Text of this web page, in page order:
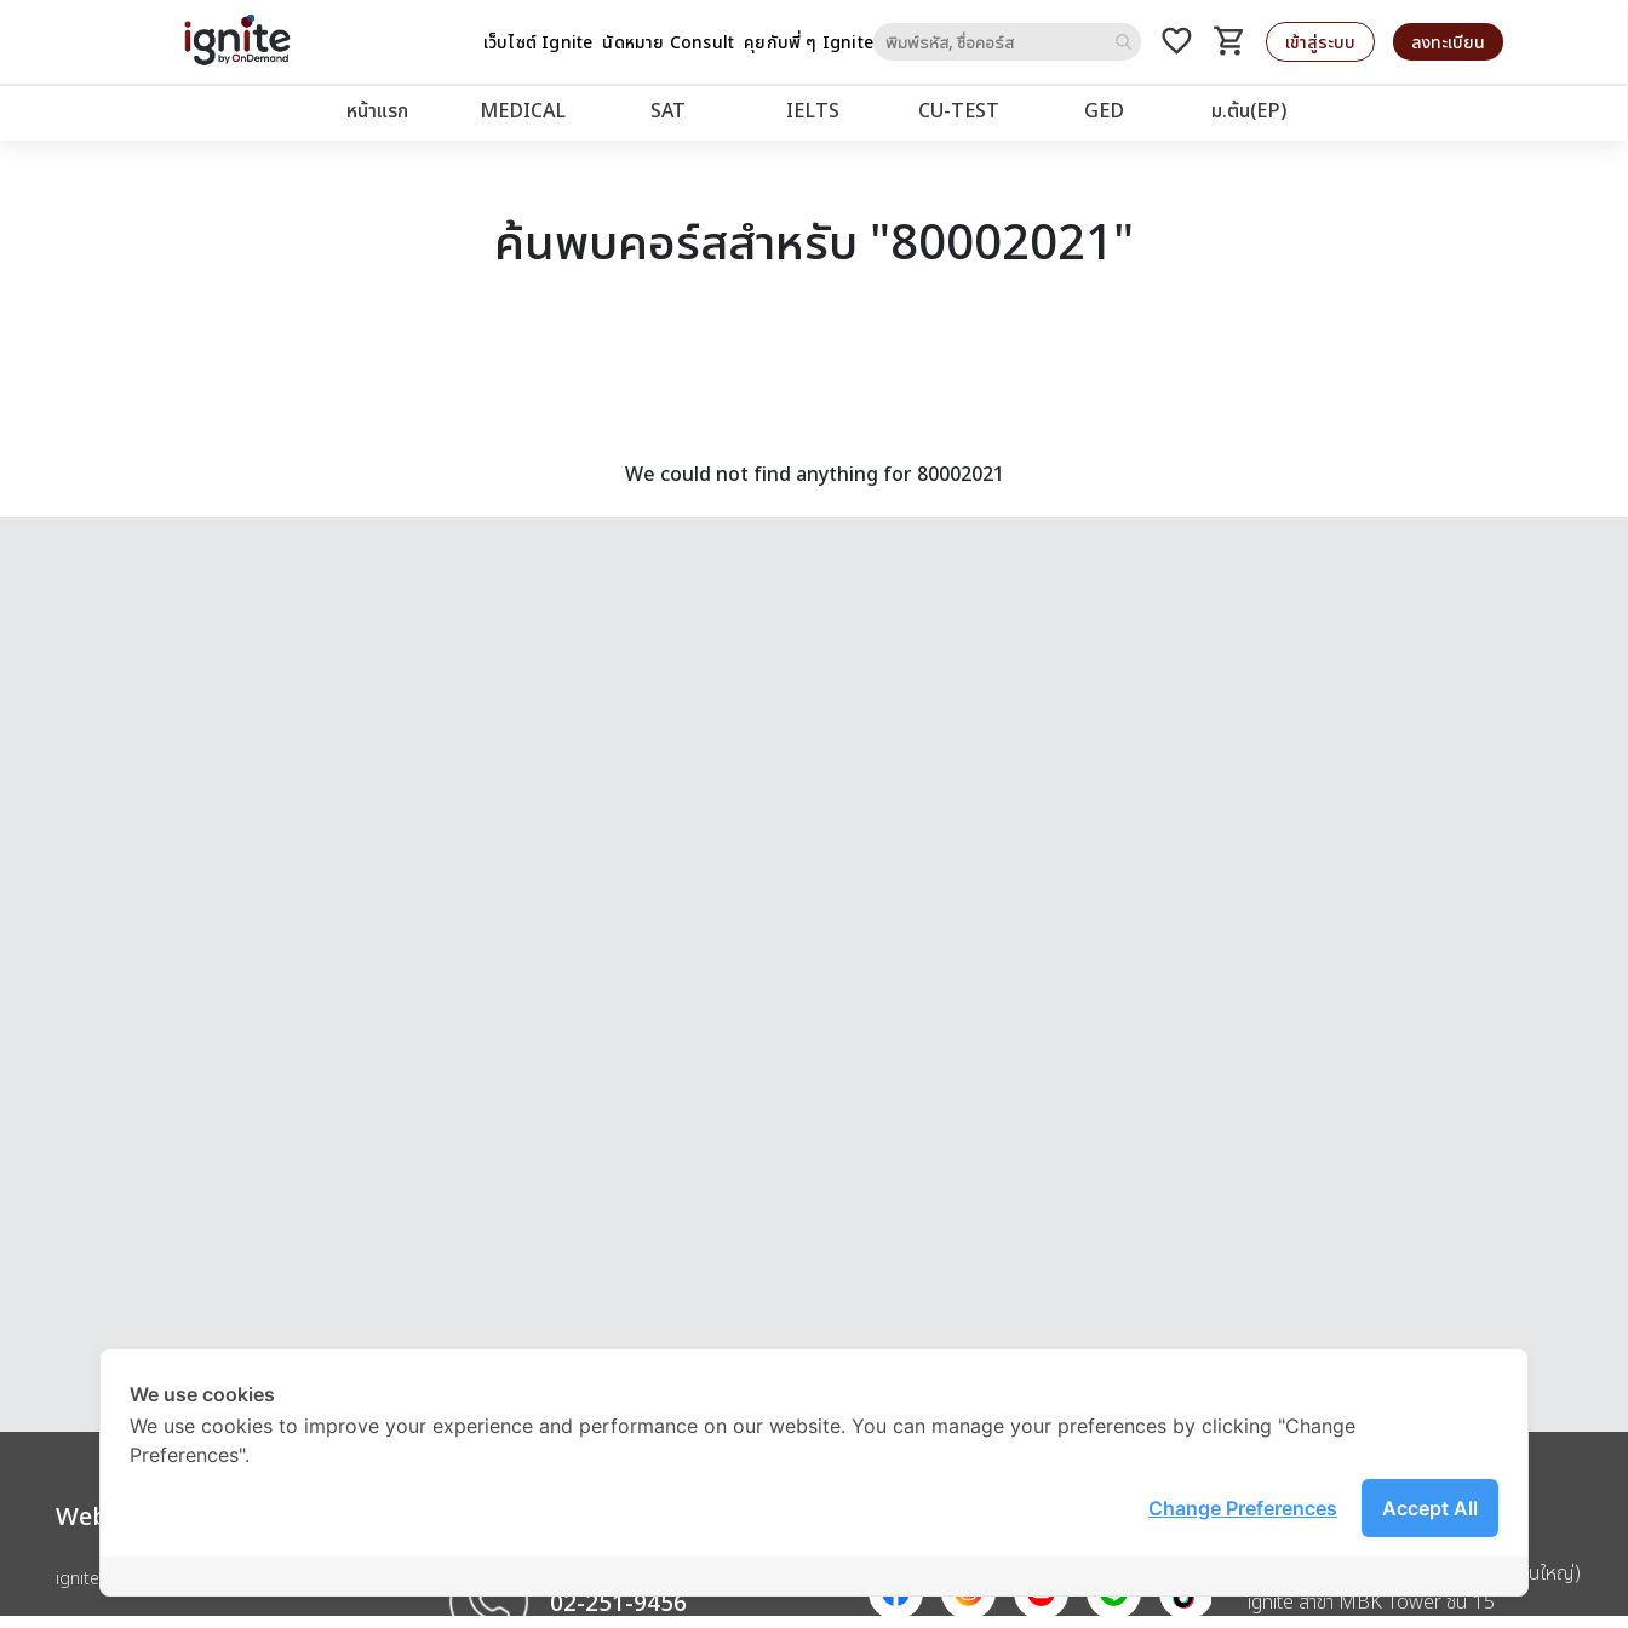
เว็บไซต์ Ignite นัดหมาย Consult คุยกับพี่ ๆ Igniteto
favorite_border shopping_cart
รถเข็น เข้าสู่ระบบ ลงทะเบียน
หน้าแรก MEDICAL SAT IELTS CU‑TEST GED ม.ต้น(EP)
ค้นพบคอร์สสำหรับ "80002021"
We could not find anything for 80002021
Website
ignite by OnDemand
02-251-9456
Address
บริษัท อิกไนท์ เอ สตาร์ จำกัด (สำนักงานใหญ่)
ignite สาขา MBK Tower ชั้น 15
We use cookies
We use cookies to improve your experience and performance on our website. You can manage your preferences by clicking "Change
Preferences".
Accept All
Change Preferences